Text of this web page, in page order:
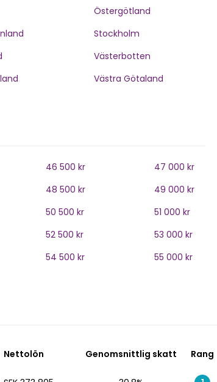
Östergötland
Stockholm
Västerbotten
Västra Götaland
46 500 kr
47 000 kr
48 500 kr
49 000 kr
50 500 kr
51 000 kr
52 500 kr
53 000 kr
54 500 kr 55 000 kr
Nettolön Genomsnittlig skatt Rang